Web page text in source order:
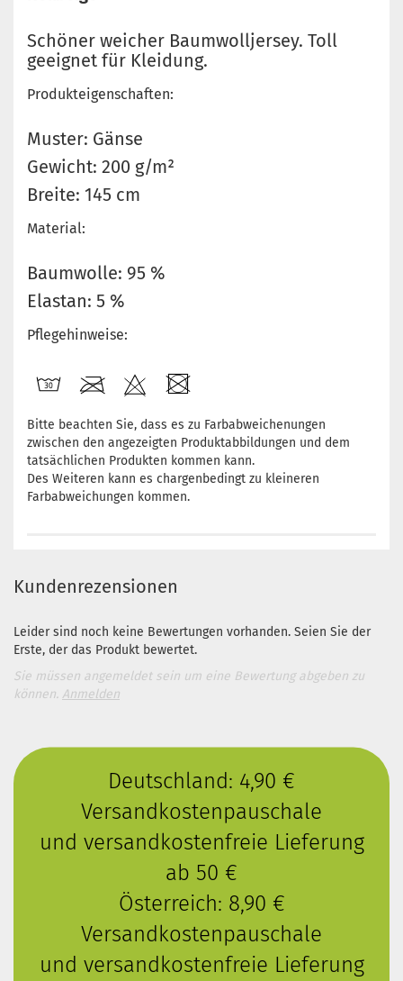
Schöner weicher Baumwolljersey. Toll
geeignet für Kleidung.
Produkteigenschaften:
Muster: Gänse
Gewicht: 200 g/m²
Breite: 145 cm
Material:
Baumwolle: 95 %
Elastan: 5 %
Pflegehinweise:
Bitte beachten Sie, dass es zu Farbabweichenungen
zwischen den angezeigten Produktabbildungen und dem
tatsächlichen Produkten kommen kann.
Des Weiteren kann es chargenbedingt zu kleineren
Farbabweichungen kommen.
Kundenrezensionen
Leider sind noch keine Bewertungen vorhanden. Seien Sie der
Erste, der das Produkt bewertet.
Sie müssen angemeldet sein um eine Bewertung abgeben zu
können. Anmelden
Deutschland: 4,90 €
Versandkostenpauschale
und versandkostenfreie Lieferung
ab 50 €
Österreich: 8,90 €
Versandkostenpauschale
und versandkostenfreie Lieferung